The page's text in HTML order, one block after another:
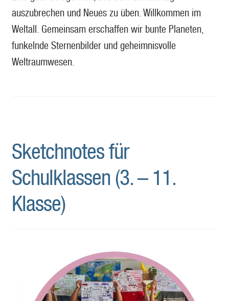
auszubrechen und Neues zu üben. Willkommen im
Weltall. Gemeinsam erschaffen wir bunte Planeten,
funkelnde Sternenbilder und geheimnisvolle
Weltraumwesen.
Sketchnotes für
Schulklassen (3. – 11.
Klasse)